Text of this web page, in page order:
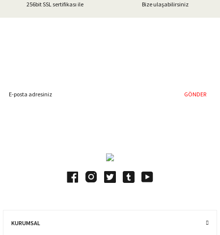
Gönder
256bit SSL sertifikası ile
Bize ulaşabilirsiniz
GÖNDER
KURUMSAL